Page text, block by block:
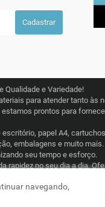
Cadastrar
Qualidade e Variedade!
para atender tanto às
prontos para
papel A4,
embalagens e muito
seu tempo e esforço.
rapidez no seu dia a dia.
e garantida.
navegando,